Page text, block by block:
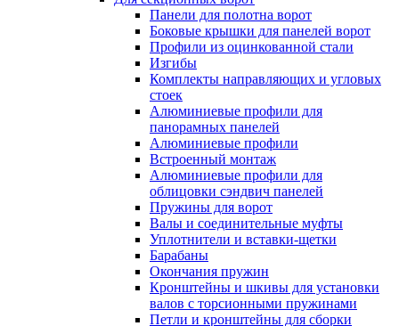
Панели для полотна ворот
Боковые крышки для панелей ворот
Профили из оцинкованной стали
Изгибы
Комплекты направляющих и угловых
стоек
Алюминиевые профили для
панорамных панелей
Алюминиевые профили
Встроенный монтаж
Алюминиевые профили для
облицовки сэндвич панелей
Пружины для ворот
Валы и соединительные муфты
Уплотнители и вставки-щетки
Барабаны
Окончания пружин
Кронштейны и шкивы для установки
валов с торсионными пружинами
Петли и кронштейны для сборки